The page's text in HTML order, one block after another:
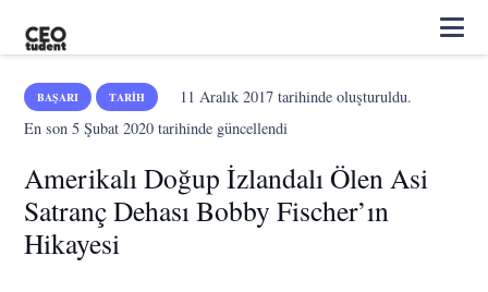
BAŞARI TARIH 11 Aralık 2017tarihinde oluşturuldu.
En son5 Şubat 2020 tarihinde güncellendi
Amerikalı Doğup İzlandalı Ölen Asi
Satranç Dehası Bobby Fischer’ın
Hikayesi